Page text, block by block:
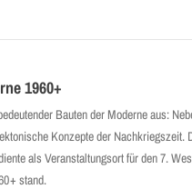
1960+
Bauten der Moderne aus:
Konzepte der
als Veranstaltungsort für den 7.
+ stand.